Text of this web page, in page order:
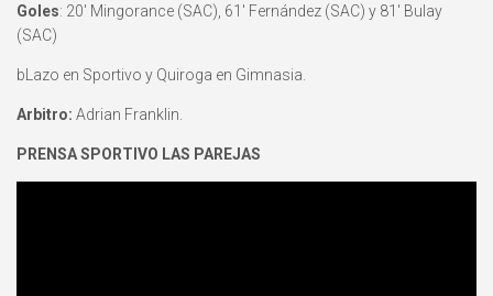
Goles: 20′ Mingorance (SAC), 61′ Fernández (SAC) y 81′ Bulay
(SAC)
bLazo en Sportivo y Quiroga en Gimnasia.
Arbitro: Adrian Franklin.
PRENSA SPORTIVO LAS PAREJAS